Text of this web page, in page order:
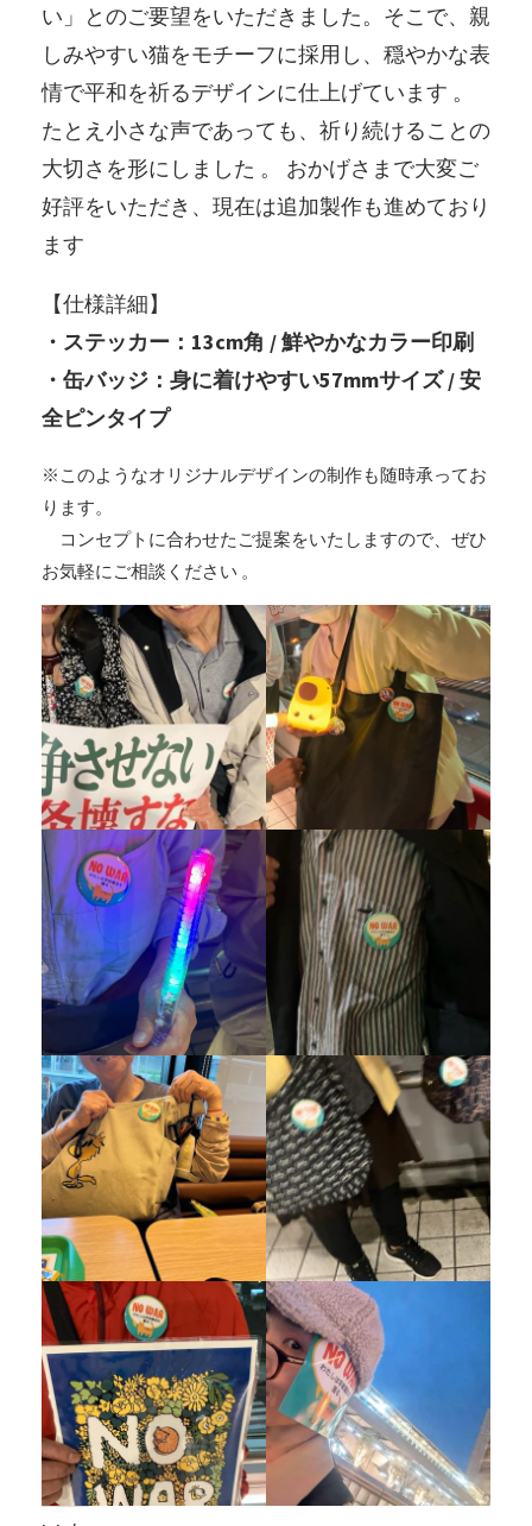
い」とのご要望をいただきました。そこで、親
しみやすい猫をモチーフに採用し、穏やかな表
情で平和を祈るデザインに仕上げています 。
たとえ小さな声であっても、祈り続けることの
大切さを形にしました 。 おかげさまで大変ご
好評をいただき、現在は追加製作も進めており
ます
【仕様詳細】
・ステッカー：13cm角 / 鮮やかなカラー印刷
・缶バッジ：身に着けやすい57mmサイズ / 安
全ピンタイプ
※このようなオリジナルデザインの制作も随時承ってお
ります。
コンセプトに合わせたご提案をいたしますので、ぜひ
お気軽にご相談ください 。